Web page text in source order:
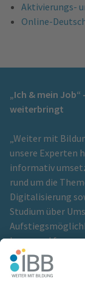
Aktivierungs-
Online-
„Ich & mein
weiterbringt
„Weiter mit
unsere Experten
informativ
rund um die
Digitalisierung
Studium über
Lesen und freuen
Ein Blog der